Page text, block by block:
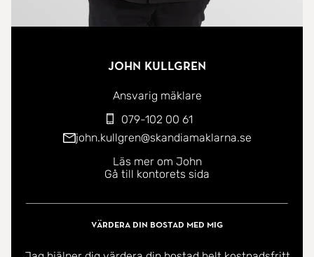
med butiker, restauranger och caféer.
promenadstråk samt goda bussförbindelser. Med
smidig anslutning till större vägar är det enkelt att
ta sig till centrala Västerås och andra delar av
Ett trivsamt boende som måste upptäckas på
plats.
John Kullgren
Ansvarig mäklare
079-102 00 61
john.kullgren@skandiamaklarna.se
Läs mer om John
Gå till kontorets sida
Värdera din bostad med mig